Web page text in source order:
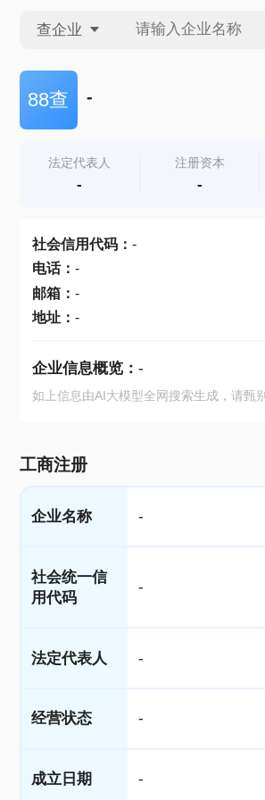
查企业
查企业
查产地
88查 -
法定代表人
-
注册资本
-
社会信用代码： -
电话： -
邮箱： -
地址： -
企业信息概览： -
如上信息由AI大模型全网搜索生成，请甄
工商注册
企业名称 -
社会统一信
用代码
-
法定代表人 -
经营状态 -
成立日期 -